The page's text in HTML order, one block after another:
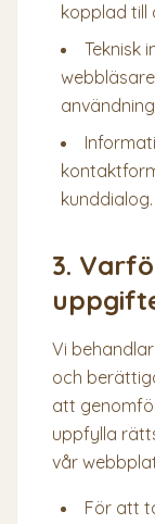
kopplad till
Teknisk
kunddialog.
3.
Vi
och
att
uppfylla
vår
För att